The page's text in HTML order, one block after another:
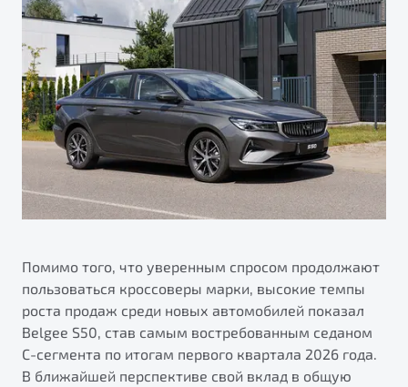
Помимо того, что уверенным спросом продолжают
пользоваться кроссоверы марки, высокие темпы
роста продаж среди новых автомобилей показал
Belgee S50, став самым востребованным седаном
С-сегмента по итогам первого квартала 2026 года.
В ближайшей перспективе свой вклад в общую